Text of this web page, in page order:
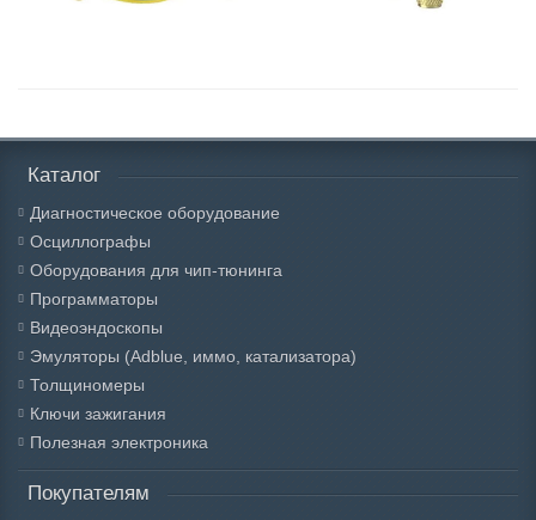
Каталог
Диагностическое оборудование
Осциллографы
Оборудования для чип-тюнинга
Программаторы
Видеоэндоскопы
Эмуляторы (Adblue, иммо, катализатора)
Толщиномеры
Ключи зажигания
Полезная электроника
Покупателям